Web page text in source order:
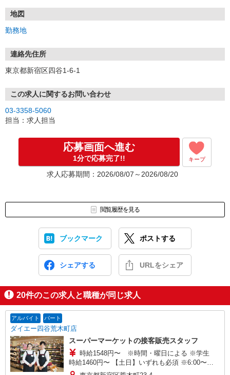
地図
勤務地
連絡先住所
東京都新宿区四谷1-6-1
この求人に関するお問い合わせ
03-3358-5060
担当：求人担当
応募画面へ進む
1分で応募完了!! キープ
求人応募期間：2026/08/07～2026/08/20
閲覧履歴を見る
ブックマーク ポストする
シェアする URLをシェア
20件のこの求人と職種が同じ求人
アルバイト パート
ダイエー四谷荒木町店
スーパーマーケットの接客販売スタッフ
時給1548円〜 ※時間・曜日による ※学生
時給1460円〜 【土日】いずれも必須 ※6:00〜
8:00 時給＋100円 ※22:00以降 基本時給より